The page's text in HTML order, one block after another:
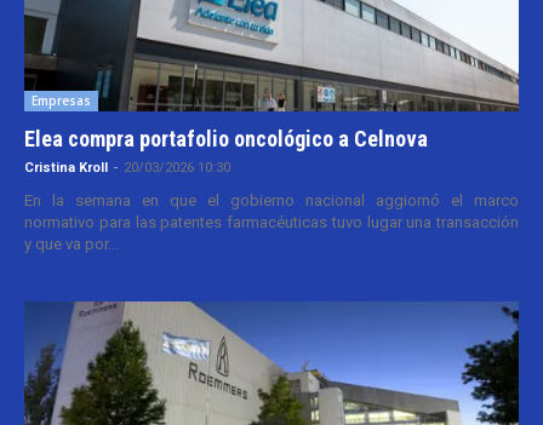
Empresas
Elea compra portafolio oncológico a Celnova
Cristina Kroll - 20/03/2026 10:30
En la semana en que el gobierno nacional aggiornó el marco
normativo para las patentes farmacéuticas tuvo lugar una transacción
y que va por...